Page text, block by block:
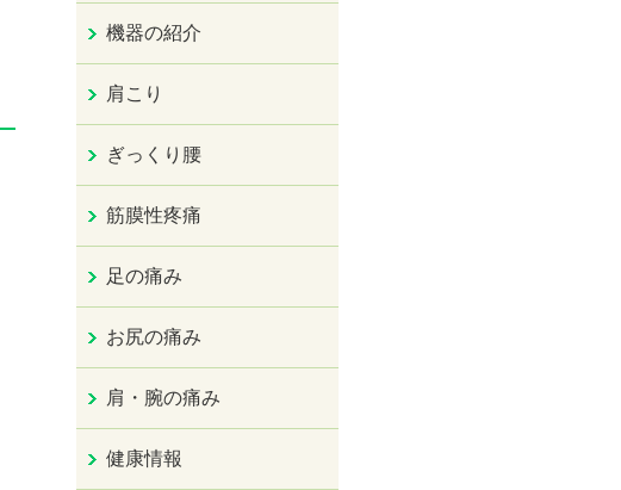
機器の紹介
肩こり
ぎっくり腰
筋膜性疼痛
足の痛み
お尻の痛み
肩・腕の痛み
健康情報